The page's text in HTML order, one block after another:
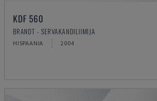
KDF 560
BRANDT - SERVAKANDILIIMIJA
HISPAANIA 2004